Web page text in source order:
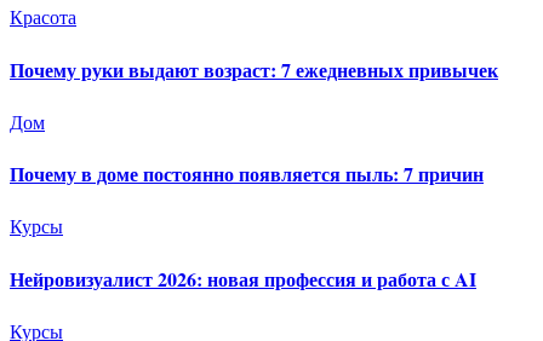
Красота
Почему руки выдают возраст: 7 ежедневных привычек
Дом
Почему в доме постоянно появляется пыль: 7 причин
Курсы
Нейровизуалист 2026: новая профессия и работа с AI
Курсы